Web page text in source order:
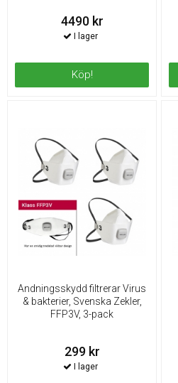
4490 kr
Köp!
Andningsskydd filtrerar Virus
& bakterier, Svenska Zekler,
FFP3V, 3-pack
299 kr